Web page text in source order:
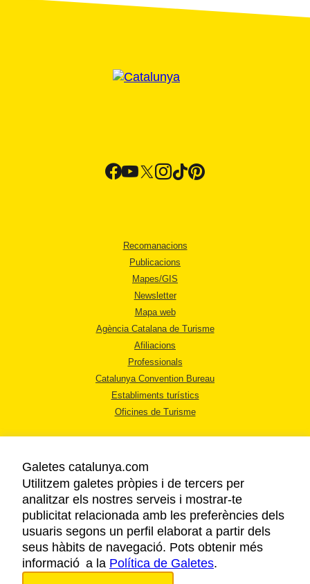
Recomanacions
Publicacions
Mapes/GIS
Newsletter
Mapa web
Agència Catalana de Turisme
Afiliacions
Professionals
Catalunya Convention Bureau
Establiments turístics
Oficines de Turisme
AVÍS LEGAL
POLÍTICA DE PRIVACITAT
COOKIES
ACCESSIBILITAT
Galetes catalunya.com
Utilitzem galetes pròpies i de tercers per
analitzar els nostres serveis i mostrar-te
publicitat relacionada amb les preferències dels
usuaris segons un perfil elaborat a partir dels
seus hàbits de navegació. Pots obtenir més
informació a la Política de Galetes.